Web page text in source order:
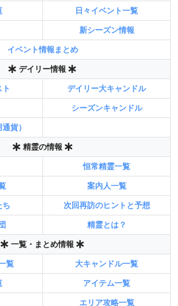
日々イベント一覧
新シーズン情報
イベント情報まとめ
デイリー情報
デイリー大キャンドル
シーズンキャンドル
貨）
精霊の情報
恒常精霊一覧
案内人一覧
ち 次回再訪のヒントと予想
精霊とは？
一覧・まとめ情報
覧 大キャンドル一覧
アイテム一覧
エリア攻略一覧